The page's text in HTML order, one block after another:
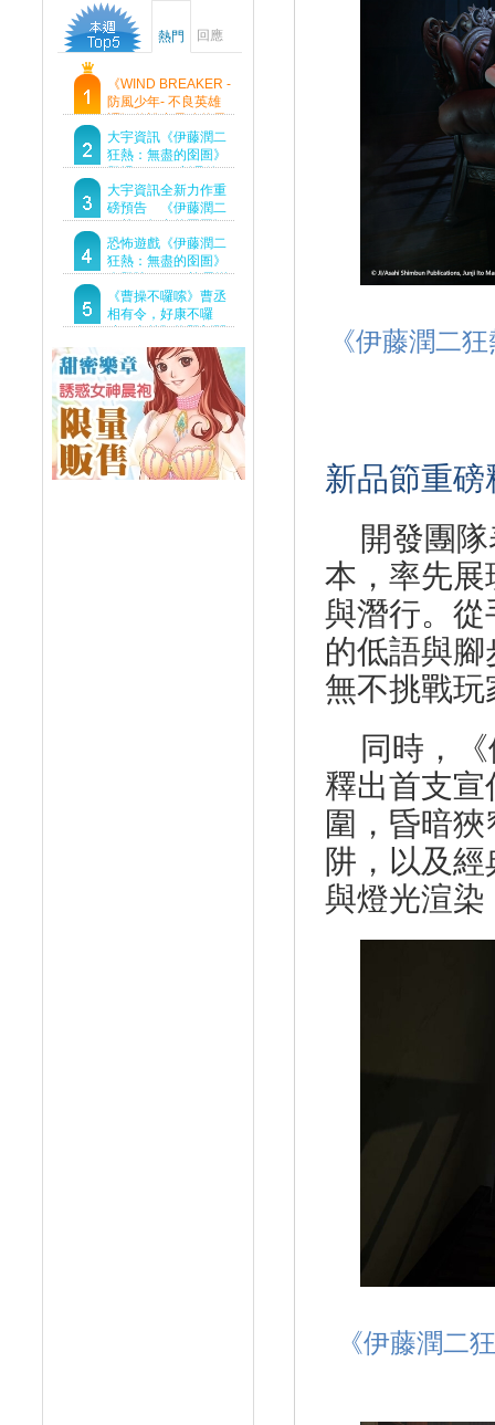
熱門 回應
《WIND BREAKER -
防風少年- 不良英雄
譚》傳說中最強的男
人現身！即將顛覆風
鈴高中！
大宇資訊《伊藤潤二
狂熱：無盡的囹圄》
登場 Steam 新品節
首支預告片及遊戲
Demo重磅釋出
大宇資訊全新力作重
磅預告 《伊藤潤二
狂熱：無盡的囹圄》
驚悚亮相 ！伊藤潤二
恐怖世界首度進軍
Steam
恐怖遊戲《伊藤潤二
狂熱：無盡的囹圄》
今登陸Steam 詭異洋
樓開啟 同步釋出最新
預告片
《曹操不囉嗦》曹丞
相有令，好康不囉
嗦！事前預約即刻開
《伊藤潤二
新品節重磅
開發團
本， 率先展
與潛行。
的低語與
無不挑戰
同時，
釋出首支
圍，昏暗
阱 ，以及
與燈光渲
《伊藤潤二